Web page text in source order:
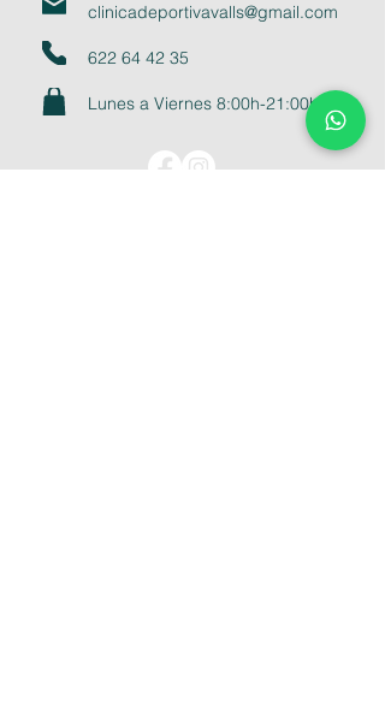
clinicadeportivavalls@gmail.com
622 64 42 35
Lunes a Viernes 8:00h-21:00h